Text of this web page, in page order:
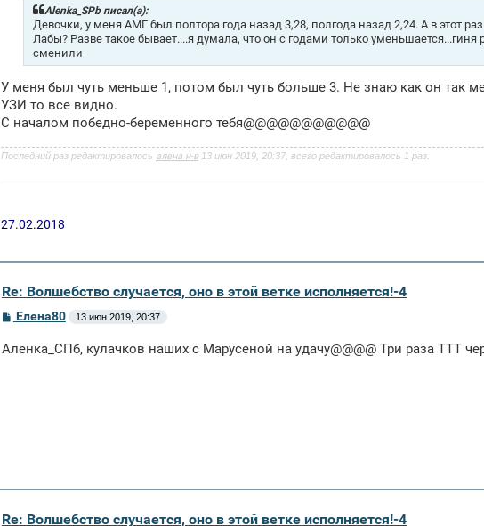
Alenka_SPb писал(а):
Девочки, у меня АМГ был полтора года назад 3,28, полгода назад 2,24. А в этот
Лабы? Разве такое бывает....я думала, что он с годами только
сменили
У меня был чуть меньше 1, потом был чуть больше 3. Не знаю как он так
УЗИ то все видно.
С началом победно-беременного тебя@@@@@@@@@@@
Последний раз редактировалось алена н-в13 июн 2019, 20:37, всего редактировалось 1 раз.
27.02.2018
Re: Волшебство случается, оно в этой ветке исполняется!-4
С
б
Елена80 13 июн 2019, 20:37
Аленка_СПб, кулачков наших с Марусеной на удачу@@@@ Три раза ТТТ
Re: Волшебство случается, оно в этой ветке исполняется!-4